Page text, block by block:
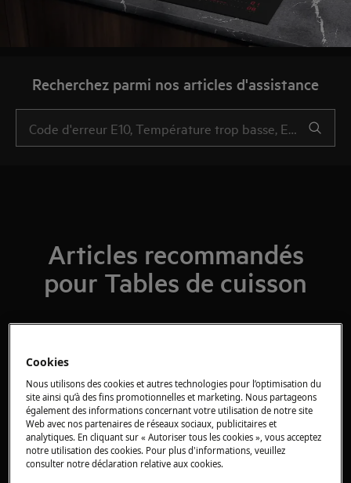
Recherchez parmi nos articles d'assistance
Articles recommandés
pour Tables de cuisson
Conseil - Message "L" ou sécurité enfants
sur la table de cuisson
Comment utiliser la fonction FlexiBridge
sur votre plaque à induction AEG
Cookies
Nous utilisons des cookies et autres technologies pour l’optimisation du
site ainsi qu’à des fins promotionnelles et marketing. Nous partageons
également des informations concernant votre utilisation de notre site
Web avec nos partenaires de réseaux sociaux, publicitaires et
analytiques. En cliquant sur « Autoriser tous les cookies », vous acceptez
notre utilisation des cookies. Pour plus d'informations, veuillez
consulter notre déclaration relative aux cookies.